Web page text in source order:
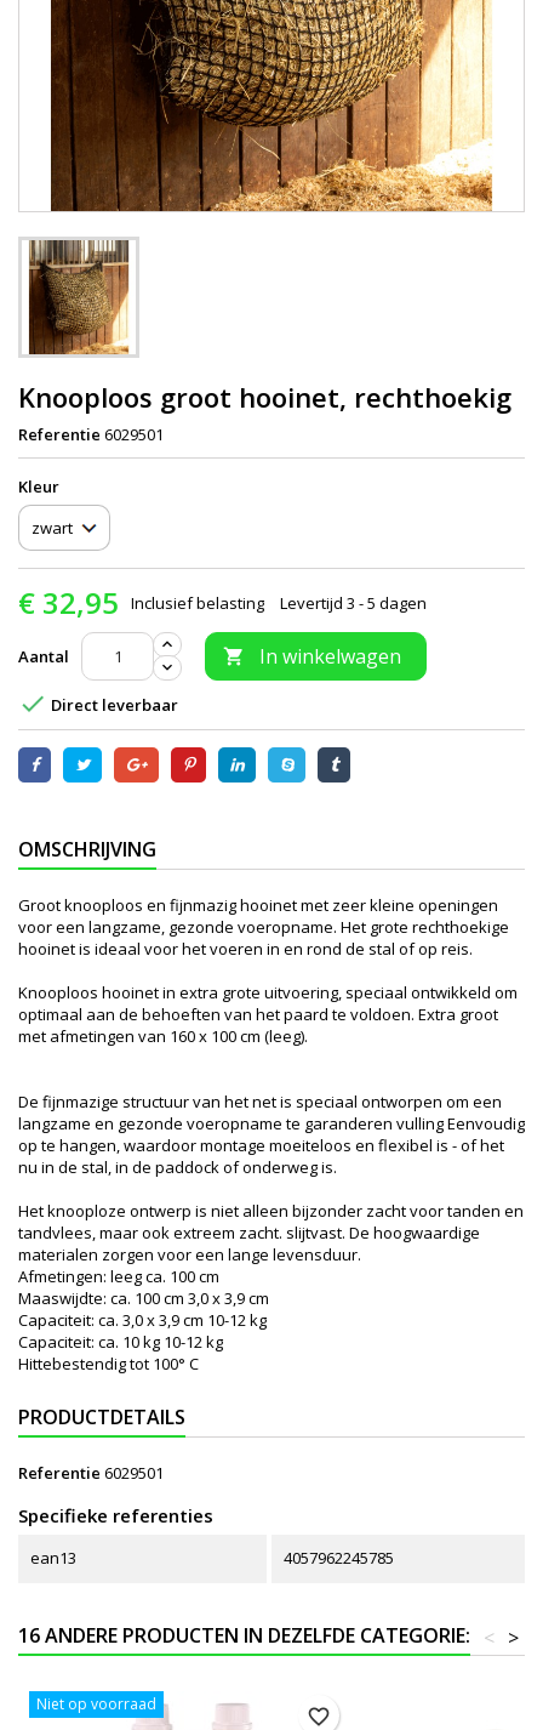
Knooploos groot hooinet, rechthoekig
Referentie 6029501
Kleur
€ 32,95 Inclusief belasting Levertijd 3 - 5 dagen
Aantal  In winkelwagen
 Direct leverbaar
OMSCHRIJVING
Groot knooploos en fijnmazig hooinet met zeer kleine openingen
voor een langzame, gezonde voeropname. Het grote rechthoekige
hooinet is ideaal voor het voeren in en rond de stal of op reis.
Knooploos hooinet in extra grote uitvoering, speciaal ontwikkeld om
optimaal aan de behoeften van het paard te voldoen. Extra groot
met afmetingen van 160 x 100 cm (leeg).
De fijnmazige structuur van het net is speciaal ontworpen om een ​​
langzame en gezonde voeropname te garanderen vulling Eenvoudig
op te hangen, waardoor montage moeiteloos en flexibel is - of het
nu in de stal, in de paddock of onderweg is.
Het knooploze ontwerp is niet alleen bijzonder zacht voor tanden en
tandvlees, maar ook extreem zacht. slijtvast. De hoogwaardige
materialen zorgen voor een lange levensduur.
Afmetingen: leeg ca. 100 cm
Maaswijdte: ca. 100 cm 3,0 x 3,9 cm
Capaciteit: ca. 3,0 x 3,9 cm 10-12 kg
Capaciteit: ca. 10 kg 10-12 kg
Hittebestendig tot 100° C
PRODUCTDETAILS
Referentie 6029501
Specifieke referenties
ean13 4057962245785
16 ANDERE PRODUCTEN IN DEZELFDE CATEGORIE: >
<
Niet op voorraad
favorite_border